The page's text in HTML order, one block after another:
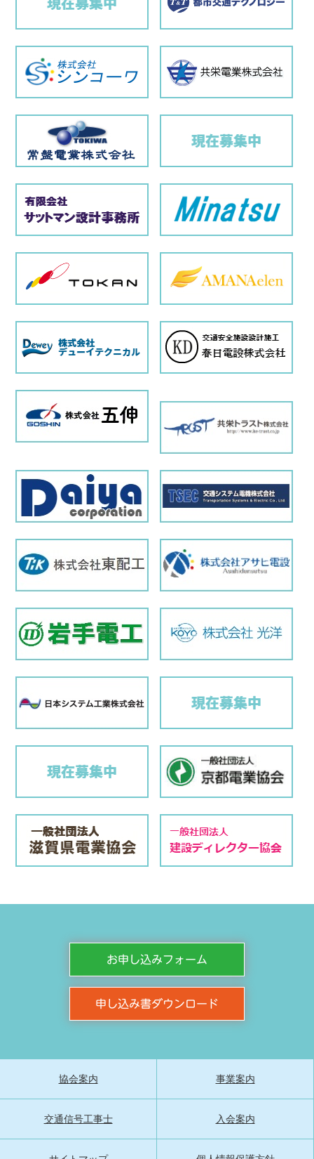
お申し込みフォーム
申し込み書ダウンロード
協会案内 事業案内
交通信号工事士 入会案内